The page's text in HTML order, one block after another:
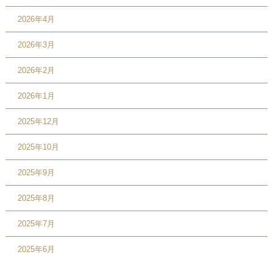
2026年4月
2026年3月
2026年2月
2026年1月
2025年12月
2025年10月
2025年9月
2025年8月
2025年7月
2025年6月